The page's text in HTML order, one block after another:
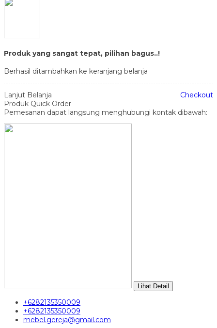
Produk yang sangat tepat, pilihan bagus..!
Berhasil ditambahkan ke keranjang belanja
Lanjut Belanja
Checkout
Produk Quick Order
Pemesanan dapat langsung menghubungi kontak dibawah:
Lihat Detail
+6282135350009
+6282135350009
mebel.gereja@gmail.com